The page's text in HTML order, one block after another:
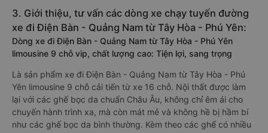
3. Giới thiệu, tư vấn các dòng xe chạy tuyến đường
xe đi Điện Bàn - Quảng Nam từ Tây Hòa - Phú Yên:
Dòng xe đi Điện Bàn - Quảng Nam từ Tây Hòa - Phú Yên
limousine 9 chỗ vip, chất lượng cao: Tiện lợi, sang trọng
Là sản phẩm xe đi Điện Bàn - Quảng Nam từ Tây Hòa - Phú
Yên limousine 9 chỗ cải tiến từ xe 16 chỗ. Nội thất được làm
lại với các ghế bọc da chuẩn Châu Âu, không chỉ êm ái cho
chuyến hành trình xa, mà còn mát mẻ và không hề bị hầm bí
như các ghế bọc da bình thường. Kèm theo các ghế có nhiều